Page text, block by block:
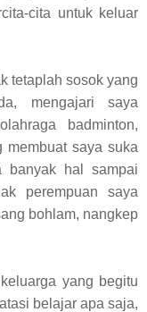
cita untuk keluar
tetaplah sosok yang
mengajari saya
badminton,
membuat saya suka
banyak hal sampai
perempuan saya
bohlam, nangkep
yang begitu
belajar apa saja,